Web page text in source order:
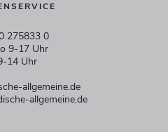
275833 0
9-17 Uhr
14 Uhr
allgemeine.de
allgemeine.de